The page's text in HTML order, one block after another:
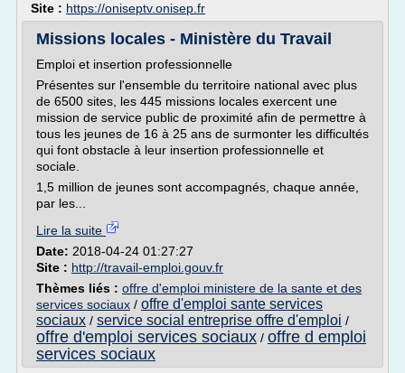
Site : https://oniseptv.onisep.fr
Missions locales - Ministère du Travail
Emploi et insertion professionnelle
Présentes sur l'ensemble du territoire national avec plus
de 6500 sites, les 445 missions locales exercent une
mission de service public de proximité afin de permettre à
tous les jeunes de 16 à 25 ans de surmonter les difficultés
qui font obstacle à leur insertion professionnelle et
sociale.
1,5 million de jeunes sont accompagnés, chaque année,
par les...
Lire la suite
Date: 2018-04-24 01:27:27
Site : http://travail-emploi.gouv.fr
Thèmes liés : offre d'emploi ministere de la sante et des
services sociaux / offre d'emploi sante services
sociaux / service social entreprise offre d'emploi /
offre d'emploi services sociaux / offre d emploi
services sociaux